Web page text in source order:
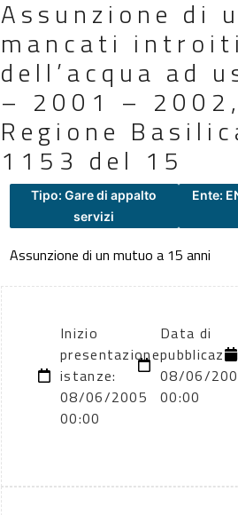
Assunzione di
mancati
dell’acqua ad
– 2001 –
Regione
1153 del 15
Tipo: Gare di appalto
servizi
Ente:
Assunzione di un mutuo a 15 anni
Inizio
presentazione
istanze:
08/06/2005
00:00
Data di
08/06/
00:00